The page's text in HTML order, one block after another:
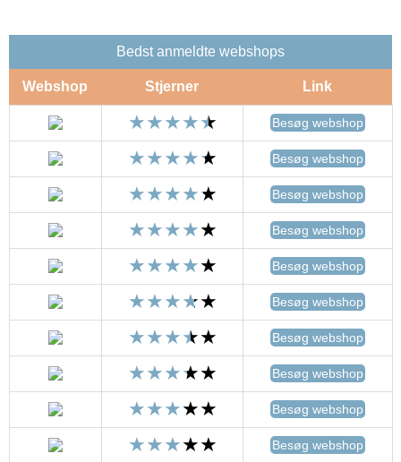
Bedst anmeldte webshops
Webshop Stjerner Link
Besøg webshop
Besøg webshop
Besøg webshop
Besøg webshop
Besøg webshop
Besøg webshop
Besøg webshop
Besøg webshop
Besøg webshop
Besøg webshop